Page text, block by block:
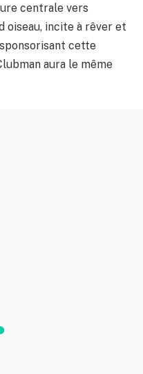
centrale vers
oiseau, incite à rêver et
cette
aura le même